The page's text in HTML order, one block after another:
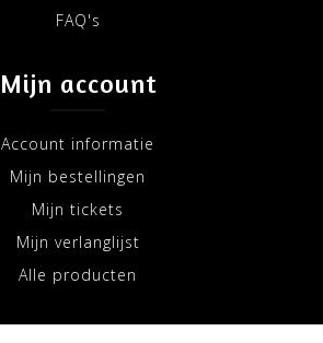
FAQ's
Mijn account
Account informatie
Mijn bestellingen
Mijn tickets
Mijn verlanglijst
Alle producten